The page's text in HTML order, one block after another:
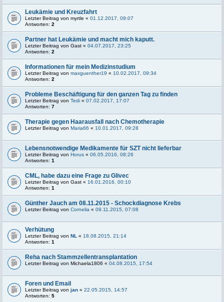
Leukämie und Kreuzfahrt
Letzter Beitrag von myrtle « 01.12.2017, 09:07
Antworten: 2
Partner hat Leukämie und macht mich kaputt.
Letzter Beitrag von Gast « 04.07.2017, 23:25
Antworten: 2
Informationen für mein Medizinstudium
Letzter Beitrag von maxguenther19 « 10.02.2017, 09:34
Antworten: 2
Probleme Beschäftigung für den ganzen Tag zu finden
Letzter Beitrag von Tedi « 07.02.2017, 17:07
Antworten: 7
Therapie gegen Haarausfall nach Chemotherapie
Letzter Beitrag von Maria66 « 10.01.2017, 09:28
Lebensnotwendige Medikamente für SZT nicht lieferbar
Letzter Beitrag von Horus « 06.05.2016, 08:26
Antworten: 1
CML, habe dazu eine Frage zu Glivec
Letzter Beitrag von Gast « 16.01.2016, 00:10
Antworten: 1
Günther Jauch am 08.11.2015 - Schockdiagnose Krebs
Letzter Beitrag von Cornelia « 09.11.2015, 07:08
Verhütung
Letzter Beitrag von NL « 18.08.2015, 21:14
Antworten: 1
Reha nach Stammzellentransplantation
Letzter Beitrag von Michaela1806 « 04.08.2015, 17:54
Foren und Email
Letzter Beitrag von jan « 22.05.2015, 14:57
Antworten: 5